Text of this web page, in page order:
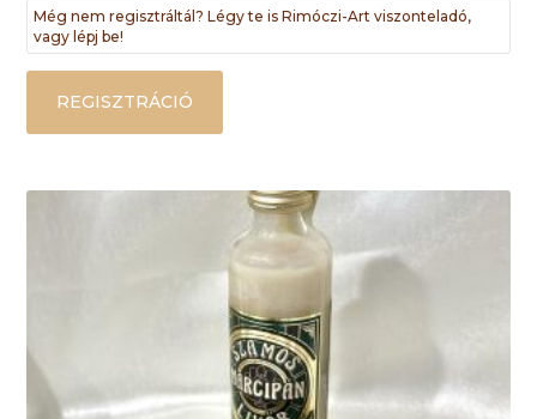
Még nem regisztráltál? Légy te is Rimóczi-Art viszonteladó,
vagy lépj be!
REGISZTRÁCIÓ